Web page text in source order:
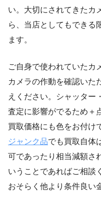
い。大切にされてきたカ
ら、当店としてもできる
ます。
ご自身で使われていたカ
カメラの作動を確認いた
えください。シャッター
査定に影響がでるため＋
買取価格にも色をお付け
ジャンク品でも買取自体
可であったり相当減額さ
いうことであればご相談
おそらく他より条件良い